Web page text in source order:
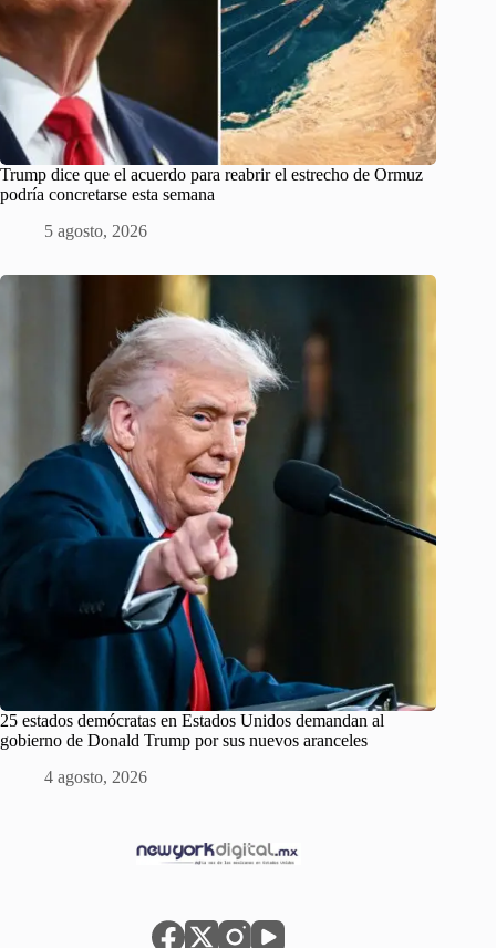
Trump dice que el acuerdo para reabrir el estrecho de Ormuz
podría concretarse esta semana
5 agosto, 2026
25 estados demócratas en Estados Unidos demandan al
gobierno de Donald Trump por sus nuevos aranceles
4 agosto, 2026